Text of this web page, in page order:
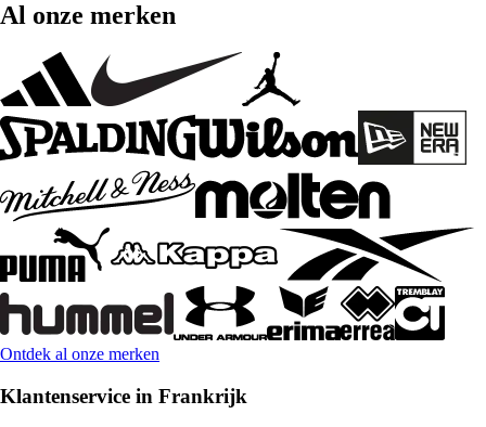
Al onze merken
Ontdek al onze merken
Klantenservice in Frankrijk